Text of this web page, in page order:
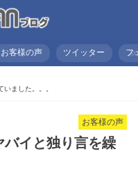
お客様の声 ツイッター フ
ました。。。
お客様の声
イと独り言を繰